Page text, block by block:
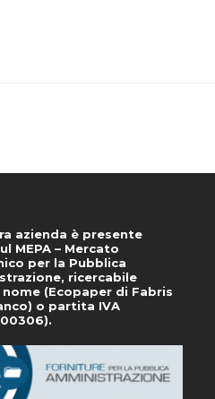
azienda è presente
MEPA – Mercato
per la Pubblica
ricercabile
(Ecopaper di Fabris
o partita IVA